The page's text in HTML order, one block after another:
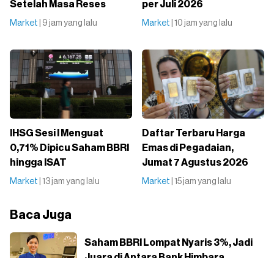
Setelah Masa Reses
Market | 9 jam yang lalu
per Juli 2026
Market | 10 jam yang lalu
IHSG Sesi I Menguat
0,71% Dipicu Saham BBRI
hingga ISAT
Market | 13 jam yang lalu
Daftar Terbaru Harga
Emas di Pegadaian,
Jumat 7 Agustus 2026
Market | 15 jam yang lalu
Baca Juga
Saham BBRI Lompat Nyaris 3%, Jadi